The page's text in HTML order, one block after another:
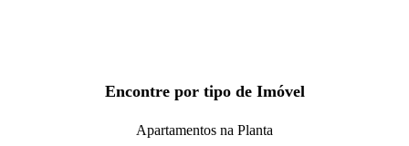
Encontre por tipo de Imóvel
Apartamentos na Planta